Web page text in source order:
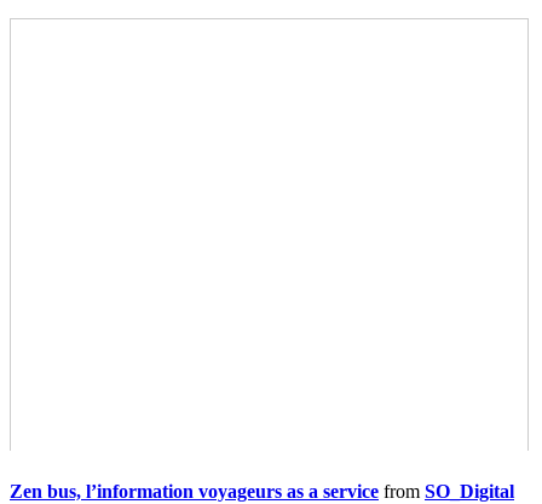
Zen bus, l’information voyageurs as a service from SO_Digital